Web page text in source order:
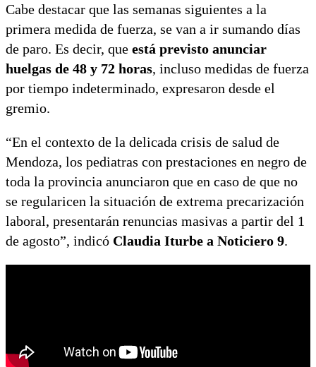
Cabe destacar que las semanas siguientes a la
primera medida de fuerza, se van a ir sumando días
de paro. Es decir, que está previsto anunciar
huelgas de 48 y 72 horas, incluso medidas de fuerza
por tiempo indeterminado, expresaron desde el
gremio.
“En el contexto de la delicada crisis de salud de
Mendoza, los pediatras con prestaciones en negro de
toda la provincia anunciaron que en caso de que no
se regularicen la situación de extrema precarización
laboral, presentarán renuncias masivas a partir del 1
de agosto”, indicó Claudia Iturbe a Noticiero 9.